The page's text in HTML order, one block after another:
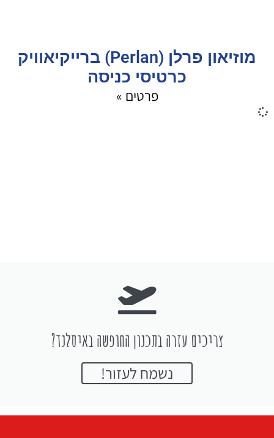
מוזיאון פרלן (Perlan) ברייקיאוויק
כרטיסי כניסה
פרטים »
צריכים עזרה בתכנון החופשה באיסלנד?
נשמח לעזור!